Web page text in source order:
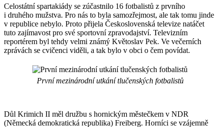
Celostátní spartakiády se zúčastnilo 16 fotbalistů z prvního
i druhého mužstva. Pro nás to byla samozřejmost, ale tak tomu jinde
v republice nebylo. Proto přijela Československá televize natáčet
tuto zajímavost pro své sportovní zpravodajství. Televizním
reportérem byl tehdy velmi známý Květoslav Pek. Ve večerních
zprávách se cvičenci viděli, a tak bylo v obci o čem povídat.
První mezinárodní utkání tlučenských fotbalistů
Důl Krimich II měl družbu s hornickým městečkem v NDR
(Německá demokratická republika) Freiberg. Horníci se vzájemně